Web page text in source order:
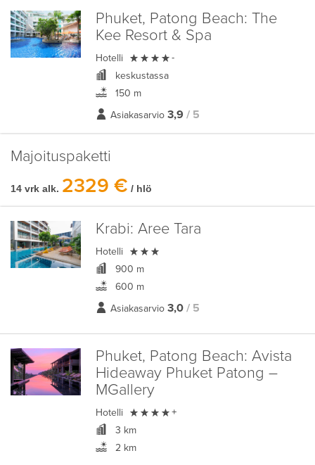
Phuket, Patong Beach: The
Kee Resort & Spa
Hotelli  -
keskustassa
150 m
Asiakasarvio 3,9 / 5
Majoituspaketti
14 vrk alk. 2329 € / hlö
Krabi: Aree Tara
Hotelli 
900 m
600 m
Asiakasarvio 3,0 / 5
Phuket, Patong Beach: Avista
Hideaway Phuket Patong –
MGallery
Hotelli  +
3 km
2 km